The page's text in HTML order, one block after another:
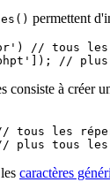
permettent
// tous les
consiste à créer
caractères